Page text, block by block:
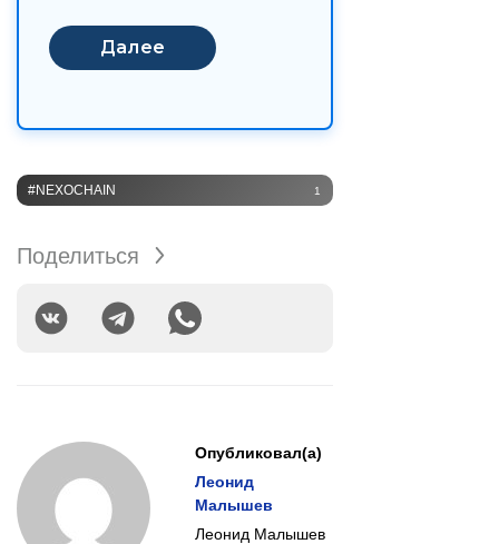
#NEXOCHAIN 1
Поделиться
Опубликовал(а)
Леонид
Малышев
Леонид Малышев